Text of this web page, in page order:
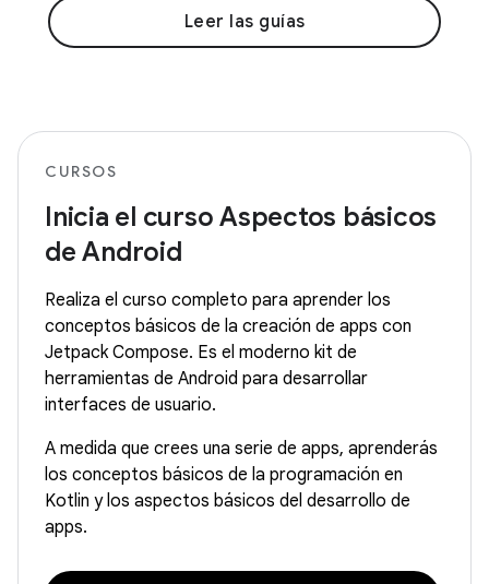
Leer las guías
CURSOS
Inicia el curso Aspectos básicos
de Android
Realiza el curso completo para aprender los
conceptos básicos de la creación de apps con
Jetpack Compose. Es el moderno kit de
herramientas de Android para desarrollar
interfaces de usuario.
A medida que crees una serie de apps, aprenderás
los conceptos básicos de la programación en
Kotlin y los aspectos básicos del desarrollo de
apps.